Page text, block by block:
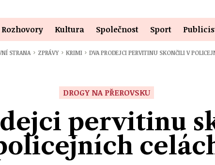
Rozhovory Kultura Společnost Sport
STRANA › ZPRÁVY › KRIMI › DVA PRODEJCI PERVITINU SKONČILI V
DROGY NA PŘEROVSKU
pervitinu